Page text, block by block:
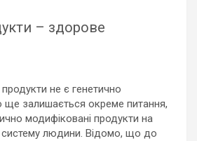
– здорове
продукти не є генетично
ще залишається окреме питання,
модифіковані продукти на
систему людини. Відомо, що до